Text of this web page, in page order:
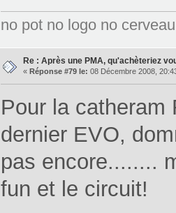
no pot no logo no cerveau
Re : Après une PMA, qu'achèteriez
« Réponse #79 le: 08 Décembre 2008,
Pour la catheram
dernier EVO,
pas encore........
fun et le circuit!